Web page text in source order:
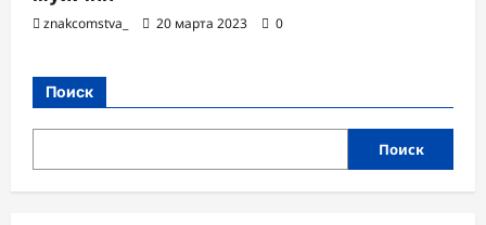
znakcomstva_ 20 марта 2023 0
Поиск
Поиск